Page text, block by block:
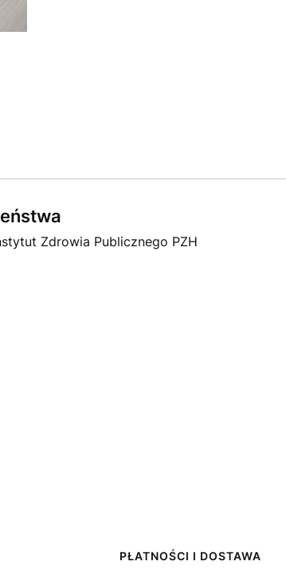
Zdrowia Publicznego PZH
PŁATNOŚCI I DOSTAWA